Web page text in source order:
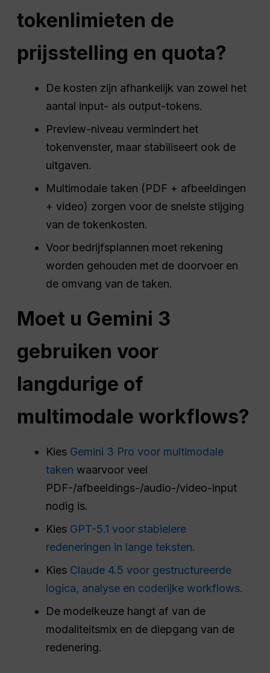
tokenlimieten de
prijsstelling en quota?
De kosten zijn afhankelijk van zowel het
aantal input- als output-tokens.
Preview-niveau vermindert het
tokenvenster, maar stabiliseert ook de
uitgaven.
Multimodale taken (PDF + afbeeldingen
+ video) zorgen voor de snelste stijging
van de tokenkosten.
Voor bedrijfsplannen moet rekening
worden gehouden met de doorvoer en
de omvang van de taken.
Moet u Gemini 3
gebruiken voor
langdurige of
multimodale workflows?
Kies Gemini 3 Pro voor multimodale
taken waarvoor veel
PDF-/afbeeldings-/audio-/video-input
nodig is.
Kies GPT-5.1 voor stabielere
redeneringen in lange teksten.
Kies Claude 4.5 voor gestructureerde
logica, analyse en coderijke workflows.
De modelkeuze hangt af van de
modaliteitsmix en de diepgang van de
redenering.